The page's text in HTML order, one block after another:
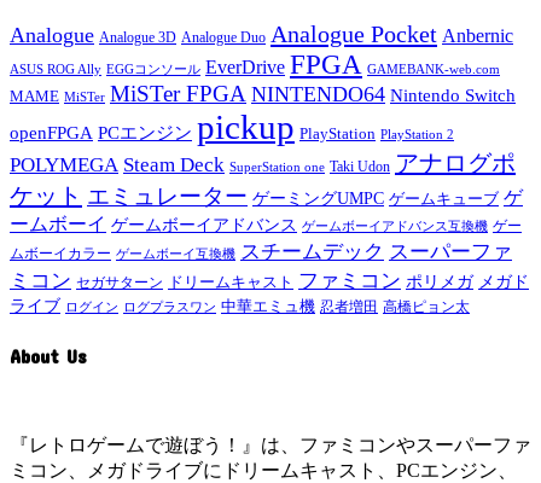
Analogue Analogue 3D Analogue Duo Analogue Pocket Anbernic
ASUS ROG Ally EGGコンソール EverDrive FPGA GAMEBANK-web.com
MAME MiSTer MiSTer FPGA NINTENDO64 Nintendo Switch
openFPGA PCエンジン pickup PlayStation PlayStation 2
POLYMEGA Steam Deck SuperStation one Taki Udon アナログポ
ケット エミュレーター ゲーミングUMPC ゲームキューブ ゲ
ームボーイ ゲームボーイアドバンス ゲームボーイアドバンス互換機 ゲー
ムボーイカラー ゲームボーイ互換機 スチームデック スーパーファ
ミコン セガサターン ドリームキャスト ファミコン ポリメガ メガド
ライブ ログイン ログプラスワン 中華エミュ機 忍者増田 高橋ピョン太
About Us
『レトロゲームで遊ぼう！』は、ファミコンやスーパーファ
ミコン、メガドライブにドリームキャスト、PCエンジン、